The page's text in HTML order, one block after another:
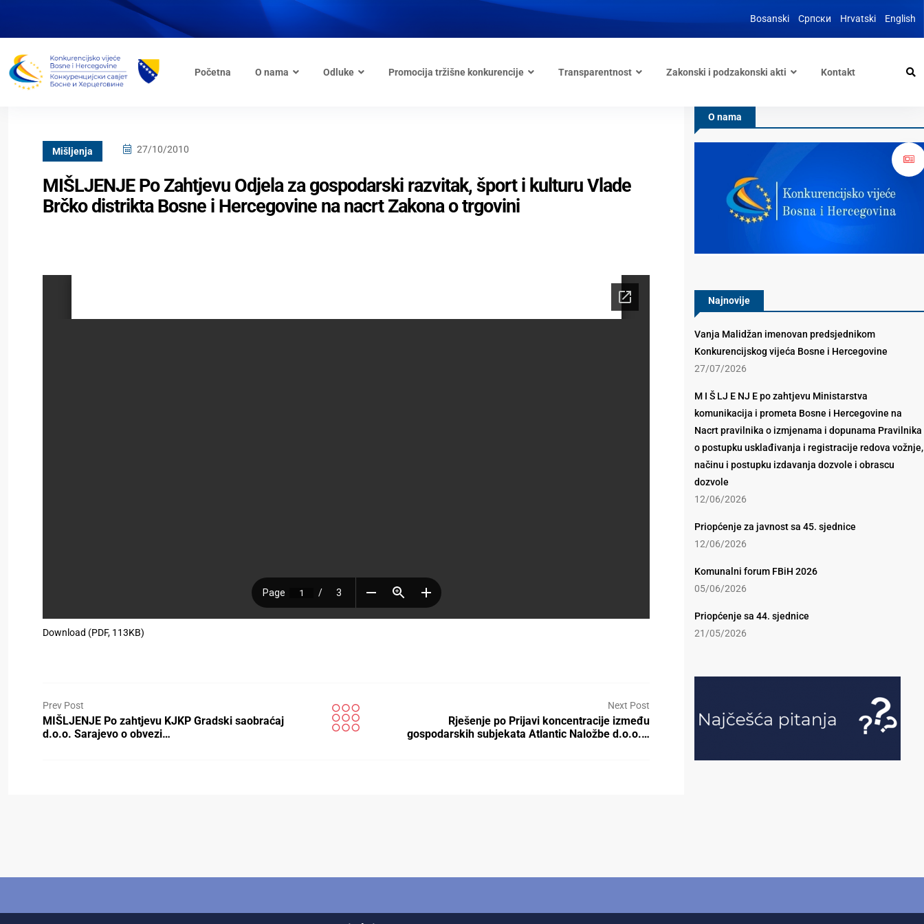
Bosanski Српски Hrvatski English
Početna O nama Odluke Promocija tržišne konkurencije Transparentnost Zakonski i podzakonski akti Kontakt
Mišljenja 27/10/2010
MIŠLJENJE Po Zahtjevu Odjela za gospodarski razvitak, šport i kulturu Vlade
Brčko distrikta Bosne i Hercegovine na nacrt Zakona o trgovini
Download (PDF, 113KB)
Prev Post
MIŠLJENJE Po zahtjevu KJKP Gradski saobraćaj
d.o.o. Sarajevo o obvezi…
Next Post
Rješenje po Prijavi koncentracije između
gospodarskih subjekata Atlantic Naložbe d.o.o.…
O nama
Najnovije
Vanja Malidžan imenovan predsjednikom
Konkurencijskog vijeća Bosne i Hercegovine
27/07/2026
M I Š LJ E NJ E po zahtjevu Ministarstva
komunikacija i prometa Bosne i Hercegovine na
Nacrt pravilnika o izmjenama i dopunama Pravilnika
o postupku usklađivanja i registracije redova vožnje,
načinu i postupku izdavanja dozvole i obrascu
dozvole
12/06/2026
Priopćenje za javnost sa 45. sjednice
12/06/2026
Komunalni forum FBiH 2026
05/06/2026
Priopćenje sa 44. sjednice
21/05/2026